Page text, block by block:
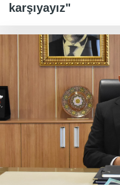
karşıyayız"